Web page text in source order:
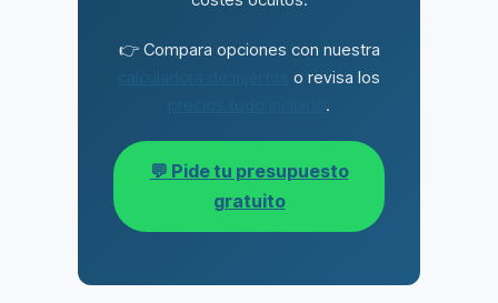
👉 Compara opciones con nuestra
o revisa los
.
💬 Pide tu presupuesto
gratuito